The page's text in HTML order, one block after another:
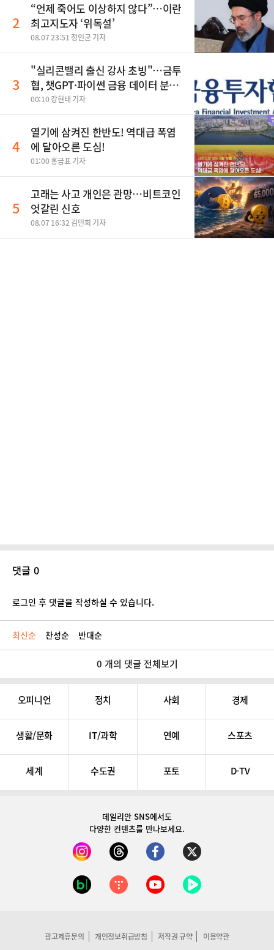
2
“언제 죽어도 이상하지 않다”…이란
최고지도자 ‘위독설’
08.07 23:51 정인균 기자
3
"실리콘밸리 출신 강사 초빙"…금투
협, 챗GPT·파이썬 금융 데이터 분석
과정 개설
00:10 강현태 기자
4
열기에 삼켜진 한반도! 역대급 폭염
에 달아오른 도심!
01:00 홍금표 기자
5
고래는 사고 개인은 관망…비트코인
엇갈린 신호
08.07 16:32 김민희 기자
댓글 0
로그인 후 댓글을 작성하실 수 있습니다.
최신순 찬성순 반대순
0 개의 댓글 전체보기
오피니언 정치 사회 경제
생활/문화 IT/과학 연예 스포츠
세계 수도권 포토 D-TV
데일리안 SNS에서도
다양한 컨텐츠를 만나보세요.
광고제휴문의 개인정보취급방침 저작권 규약 이용약관